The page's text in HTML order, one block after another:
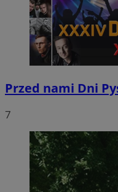
Przed nami Dni
7